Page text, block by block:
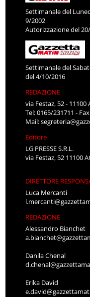
Settimanale del
9/2002
Autorizzazione del
Settimanale del
del 4/10/2016
REDAZIONE
via Festaz, 52 - 11100
Tel: 0165/231711 -
Mail:
Editore
LG PRESSE S.R.L.
via Festaz, 52 11100
DIRETTORE
Luca Mercanti
REDAZIONE
Alessandro Bianchet
Danila Chenal
Erika David